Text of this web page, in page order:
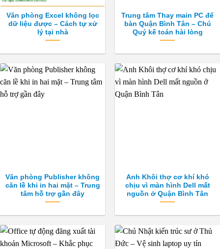
Văn phòng Excel không lọc
dữ liệu được – Cách tự xử
lý tại nhà
Trung tâm Thay main PC để
bàn Quận Bình Tân – Chú
Quý kế toán hài lòng
Văn phòng Publisher không
căn lề khi in hai mặt – Trung
tâm hỗ trợ gần đây
Anh Khôi thợ cơ khí khó
chịu vì màn hình Dell mất
nguồn ở Quận Bình Tân